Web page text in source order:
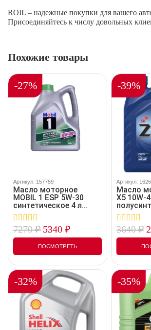
ROIL – надежные покупки для вашего
Присоединяйтесь к числу довольных
Похожие товары
-27%
Артикул: 157759
Масло моторное
MOBIL 1 ESP 5W-30
синтетическое 4 л
157759
0
out
5
7270₽ 5340 ₽
ПОСМОТРЕТЬ
-39%
Артикул:
Масло
X5 10W-
162622
0
out
5
3640₽
-32% -35%